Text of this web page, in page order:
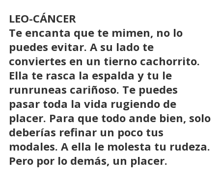
LEO-CÁNCER
Te encanta que te mimen, no lo
puedes evitar. A su lado te
conviertes en un tierno cachorrito.
Ella te rasca la espalda y tu le
runruneas cariñoso. Te puedes
pasar toda la vida rugiendo de
placer. Para que todo ande bien, solo
deberías refinar un poco tus
modales. A ella le molesta tu rudeza.
Pero por lo demás, un placer.